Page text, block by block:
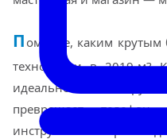
П омните, каким крутым
технологии в 2019-м?
идеально лежит в руке,
превращает
инструмент. Но время